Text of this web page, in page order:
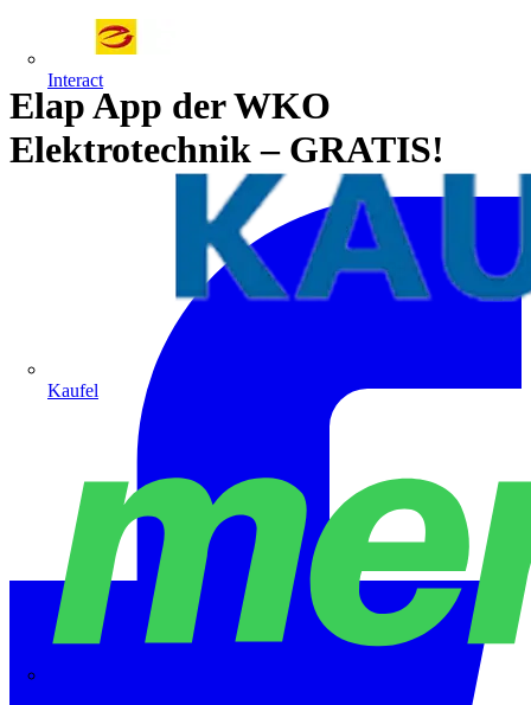
Interact
Kaufel
Elap App der WKO
Elektrotechnik – GRATIS!